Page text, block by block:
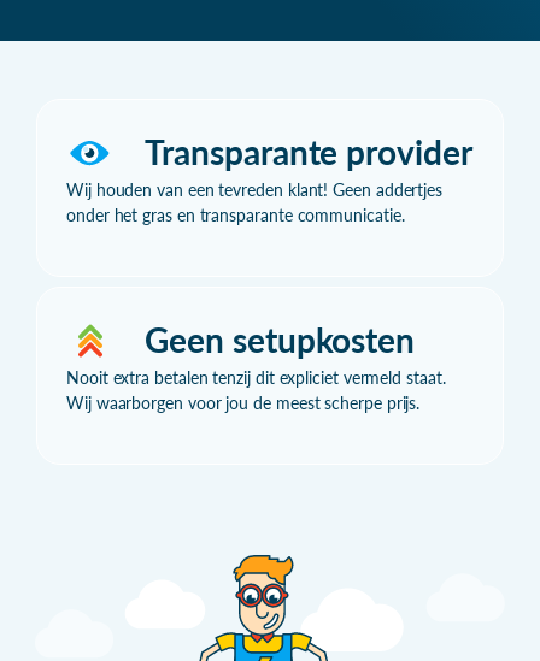
Transparante provider
Wij houden van een tevreden klant! Geen addertjes
onder het gras en transparante communicatie.
Geen setupkosten
Nooit extra betalen tenzij dit expliciet vermeld staat.
Wij waarborgen voor jou de meest scherpe prijs.